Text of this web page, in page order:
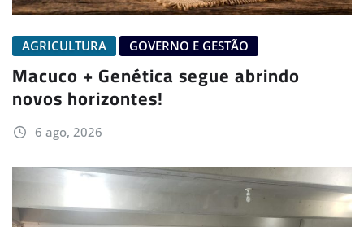
AGRICULTURA GOVERNO E GESTÃO
Macuco + Genética segue abrindo
novos horizontes!
6 ago, 2026